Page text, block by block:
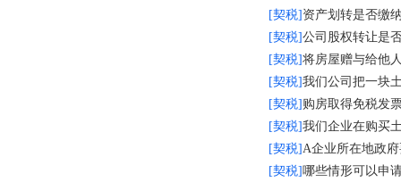
[契税] 资产划转是否缴
[契税]公司股权转让是
[契税]将房屋赠与给他
[契税]我们公司把一块
[契税] 购房取得免税发
[契税]我们企业在购买
[契税]A企业所在地政府要
[契税]哪些情形可以申